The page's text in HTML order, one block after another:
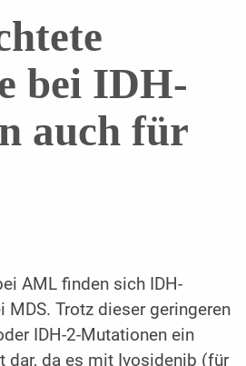
bei IDH-
auch für
AML finden sich IDH-
MDS. Trotz dieser geringeren
IDH-2-Mutationen ein
dar, da es mit Ivosidenib (für